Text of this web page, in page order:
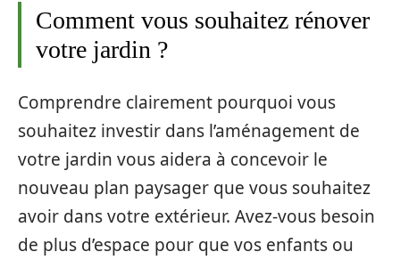
Comment vous souhaitez rénover
votre jardin ?
Comprendre clairement pourquoi vous
souhaitez investir dans l’aménagement de
votre jardin vous aidera à concevoir le
nouveau plan paysager que vous souhaitez
avoir dans votre extérieur. Avez-vous besoin
de plus d’espace pour que vos enfants ou